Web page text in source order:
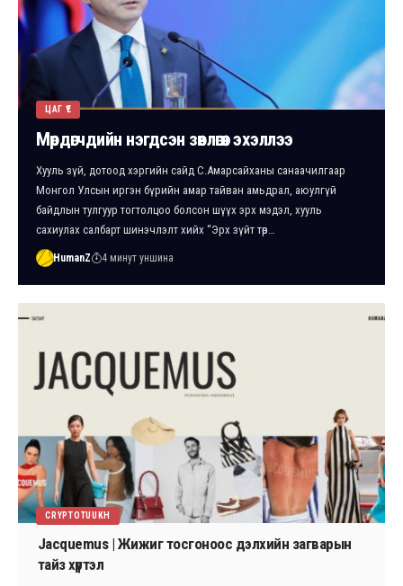
ЦАГ ҮЕ
Мөрдөгчдийн нэгдсэн зөвлөгөөн эхэллээ
Хууль зүй, дотоод хэргийн сайд С.Амарсайханы санаачилгаар
Монгол Улсын иргэн бүрийн амар тайван амьдрал, аюулгүй
байдлын тулгуур тогтолцоо болсон шүүх эрх мэдэл, хууль
сахиулах салбарт шинэчлэлт хийх “Эрх зүйт төр…
HumanZ 4 минут уншина
CRYPTOTUUKH
Jacquemus | Жижиг тосгоноос дэлхийн загварын
тайз хүртэл